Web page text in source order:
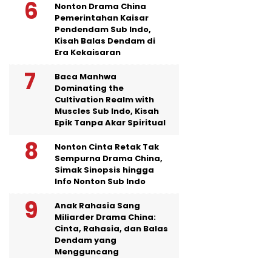
Nonton Drama China
Pemerintahan Kaisar
Pendendam Sub Indo,
Kisah Balas Dendam di
Era Kekaisaran
Baca Manhwa
Dominating the
Cultivation Realm with
Muscles Sub Indo, Kisah
Epik Tanpa Akar Spiritual
Nonton Cinta Retak Tak
Sempurna Drama China,
Simak Sinopsis hingga
Info Nonton Sub Indo
Anak Rahasia Sang
Miliarder Drama China:
Cinta, Rahasia, dan Balas
Dendam yang
Mengguncang